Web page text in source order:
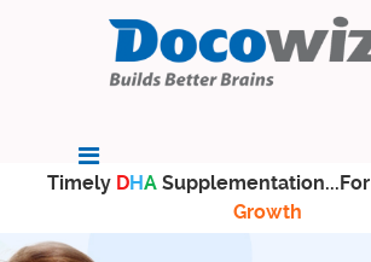
Timely DHA Supplementation...For
Growth